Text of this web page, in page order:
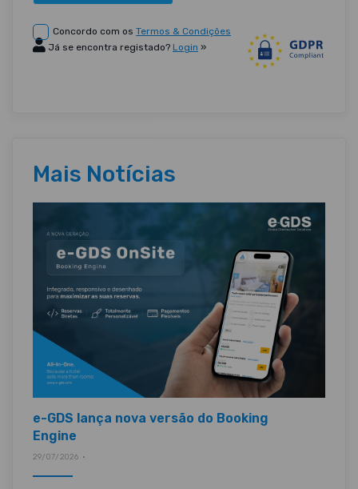
Concordo com os Termos & Condições
Já se encontra registado? Login »
Mais Notícias
e-GDS lança nova versão do Booking
Engine
29/07/2026 •